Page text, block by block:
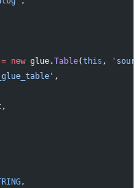
new glue.Table(this ,
,
,